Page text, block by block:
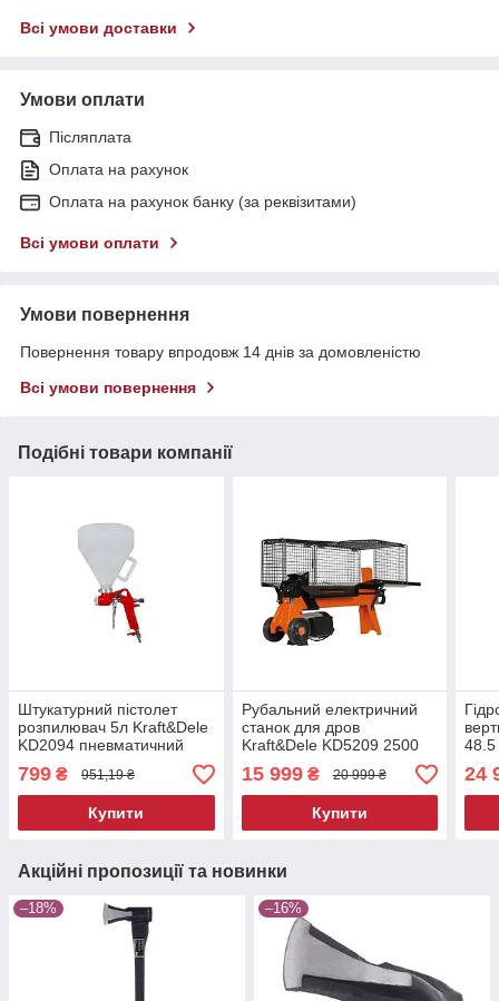
Всі умови доставки
Умови оплати
Післяплата
Оплата на рахунок
Оплата на рахунок банку (за реквізитами)
Всі умови оплати
Умови повернення
Повернення товару впродовж 14 днів за домовленістю
Всі умови повернення
Подібні товари компанії
Штукатурний пістолет
розпилювач 5л Kraft&Dele
KD2094 пневматичний
пістолет для штукатурки
799 ₴ 951,19 ₴
Купити
Рубальний електричний
станок для дров
Kraft&Dele KD5209 2500
Вт 7 тонн горизонтальний
колун
15 999₴ 20 999 ₴
Купити
48.5
24
Акційні пропозиції та новинки
–18% –16%